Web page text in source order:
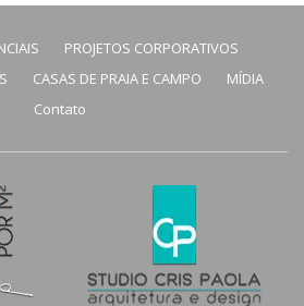
PROJETOS CORPORATIVOS
CASAS DE PRAIA E CAMPO
MÍDIA
Contato